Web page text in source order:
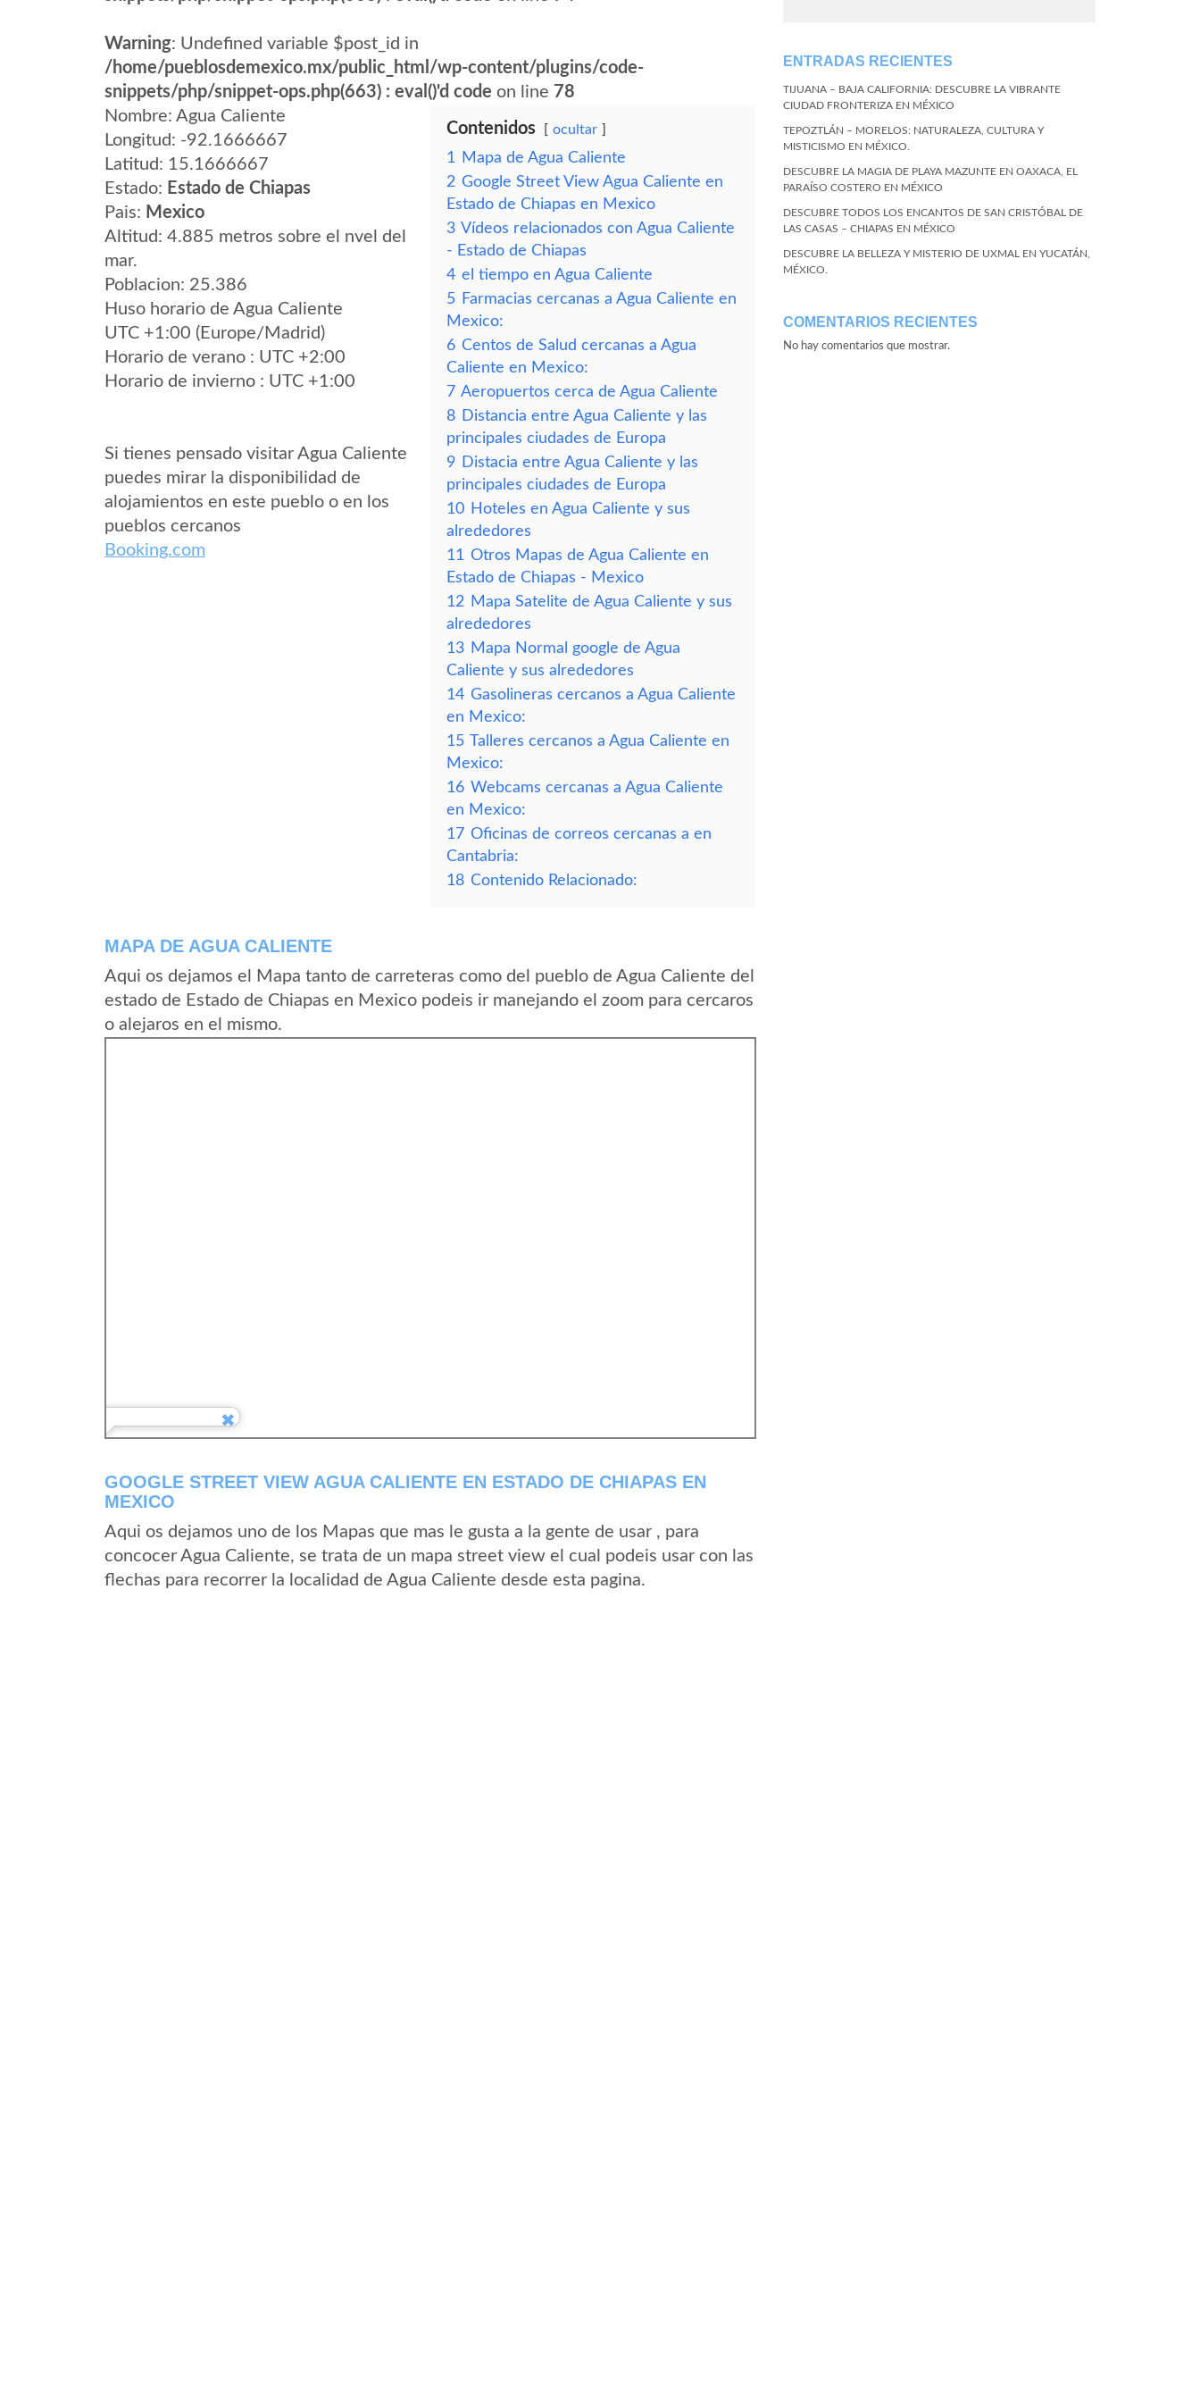
Warning: Undefined variable $post_id in
/home/pueblosdemexico.mx/public_html/wp-content/plugins/code-
snippets/php/snippet-ops.php(663) : eval()'d code on line 78
Nombre: Agua Caliente
Longitud: -92.1666667
Latitud: 15.1666667
Estado: Estado de Chiapas
Pais: Mexico
Altitud: 4.885 metros sobre el nvel del
mar.
Poblacion: 25.386
Huso horario de Agua Caliente
UTC +1:00 (Europe/Madrid)
Horario de verano : UTC +2:00
Horario de invierno : UTC +1:00
Si tienes pensado visitar Agua Caliente
puedes mirar la disponibilidad de
alojamientos en este pueblo o en los
pueblos cercanos
Booking.com
Contenidos ocultar
1
Mapa de Agua Caliente
2 Google Street View Agua Caliente en
Estado de Chiapas en Mexico
3 Vídeos relacionados con Agua Caliente
- Estado de Chiapas
4 el tiempo en Agua Caliente
5 Farmacias cercanas a Agua Caliente en
Mexico:
6 Centos de Salud cercanas a Agua
Caliente en Mexico:
7 Aeropuertos cerca de Agua Caliente
8 Distancia entre Agua Caliente y las
principales ciudades de Europa
9 Distacia entre Agua Caliente y las
principales ciudades de Europa
10 Hoteles en Agua Caliente y sus
alrededores
11 Otros Mapas de Agua Caliente en
Estado de Chiapas - Mexico
12 Mapa Satelite de Agua Caliente y sus
alrededores
13 Mapa Normal google de Agua
Caliente y sus alrededores
14 Gasolineras cercanos a Agua Caliente
en Mexico:
15 Talleres cercanos a Agua Caliente en
Mexico:
16 Webcams cercanas a Agua Caliente
en Mexico:
17 Oficinas de correos cercanas a en
Cantabria:
18 Contenido Relacionado:
MAPA DE AGUA CALIENTE
Aqui os dejamos el Mapa tanto de carreteras como del pueblo de Agua Caliente del
estado de Estado de Chiapas en Mexico podeis ir manejando el zoom para cercaros
o alejaros en el mismo.
GOOGLE STREET VIEW AGUA CALIENTE EN ESTADO DE CHIAPAS EN
MEXICO
Aqui os dejamos uno de los Mapas que mas le gusta a la gente de usar , para
concocer Agua Caliente, se trata de un mapa street view el cual podeis usar con las
flechas para recorrer la localidad de Agua Caliente desde esta pagina.
ENTRADAS RECIENTES
TIJUANA – BAJA CALIFORNIA: DESCUBRE LA VIBRANTE
CIUDAD FRONTERIZA EN MÉXICO
TEPOZTLÁN – MORELOS: NATURALEZA, CULTURA Y
MISTICISMO EN MÉXICO.
DESCUBRE LA MAGIA DE PLAYA MAZUNTE EN OAXACA, EL
PARAÍSO COSTERO EN MÉXICO
DESCUBRE TODOS LOS ENCANTOS DE SAN CRISTÓBAL DE
LAS CASAS – CHIAPAS EN MÉXICO
DESCUBRE LA BELLEZA Y MISTERIO DE UXMAL EN YUCATÁN,
MÉXICO.
COMENTARIOS RECIENTES
No hay comentarios que mostrar.